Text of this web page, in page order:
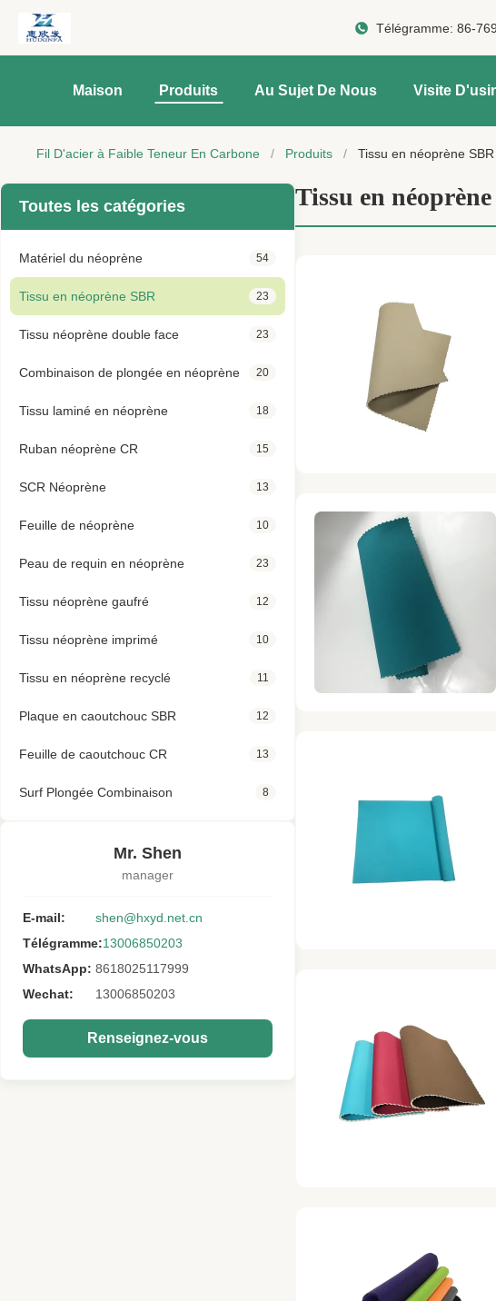
Télégramme:86-
Maison Produits Au Sujet De Nous Visite
Fil D'acier à Faible Teneur En Carbone / Produits / Tissu en néoprène SBR
Toutes les catégories
Matériel du néoprène 54
Tissu en néoprène SBR 23
Tissu néoprène double face 23
Combinaison de plongée en néoprène 20
Tissu laminé en néoprène 18
Ruban néoprène CR 15
SCR Néoprène 13
Feuille de néoprène 10
Peau de requin en néoprène 23
Tissu néoprène gaufré 12
Tissu néoprène imprimé 10
Tissu en néoprène recyclé 11
Plaque en caoutchouc SBR 12
Feuille de caoutchouc CR 13
Surf Plongée Combinaison 8
Mr. Shen
manager
E-mail:
shen@hxyd.net.cn
Télégramme:13006850203
WhatsApp: 8618025117999
Wechat:
13006850203
Renseignez-vous
Tissu en